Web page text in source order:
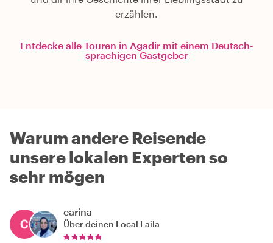
erzählen.
Entdecke alle Touren in Agadir mit einem Deutsch-
sprachigen Gastgeber
Warum andere Reisende
unsere lokalen Experten so
sehr mögen
carina
Über deinen Local Laila